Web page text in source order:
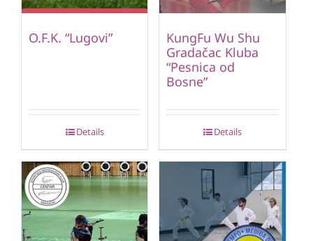
O.F.K. “Lugovi”
Details
KungFu Wu Shu
Gradačac Kluba
“Pesnica od
Bosne”
Details